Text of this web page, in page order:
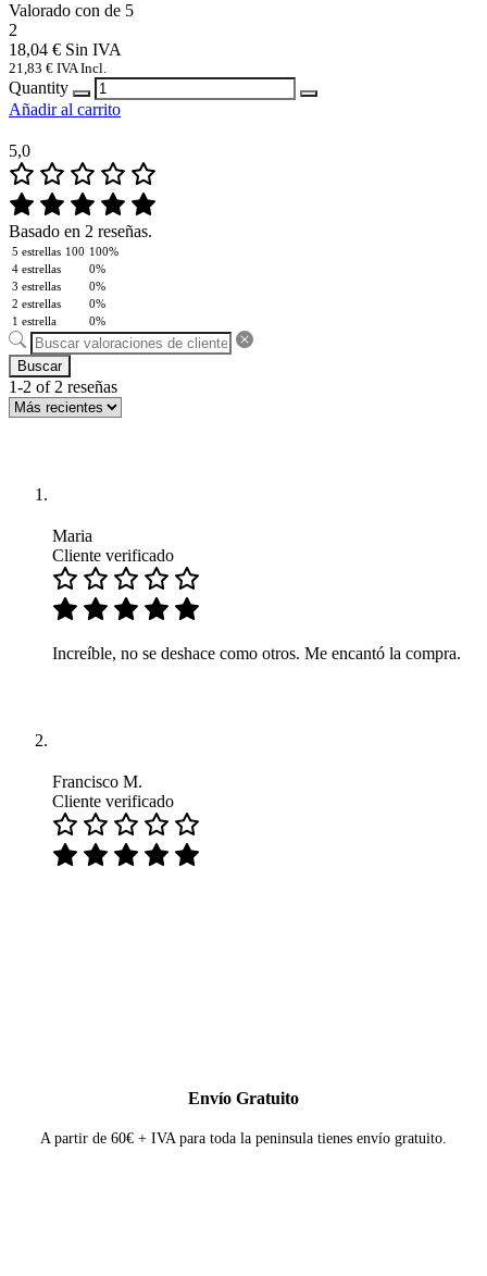
Valorado con de 5
2
18,04 €
21,83 € IVA Incl.
Quantity
Añadir al carrito
5,0
Basado en 2 reseñas.
5 estrellas 100 100%
4 estrellas
0%
3 estrellas
0%
2 estrellas
0%
1 estrella
0%
Buscar
1-2 of 2 reseñas
Maria
Cliente verificado
Increíble, no se deshace como otros. Me encantó la compra.
Francisco M.
Cliente verificado
Envío Gratuito
A partir de 60€ + IVA para toda la peninsula tienes envío gratuito.